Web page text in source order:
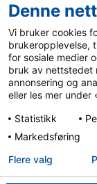
Aktuelt
For media
Ledige
English
Sámegiel
Denne
Vi bruker cookies
brukeropplevelse,
for sosiale medier
bruk av nettstedet
annonsering og
eller les mer under
Statistikk
Markedsføring
Flere valg